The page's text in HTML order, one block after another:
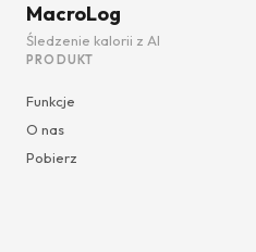
MacroLog
Śledzenie kalorii z AI
PRODUKT
Funkcje
O nas
Pobierz